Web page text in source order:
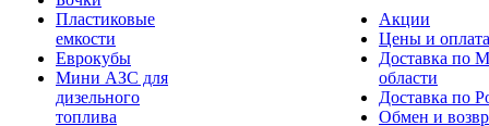
Пластиковые
емкости
Еврокубы
Мини АЗС для
дизельного
топлива
Акции
Цены и оплата
Доставка по
области
Доставка по
Обмен и